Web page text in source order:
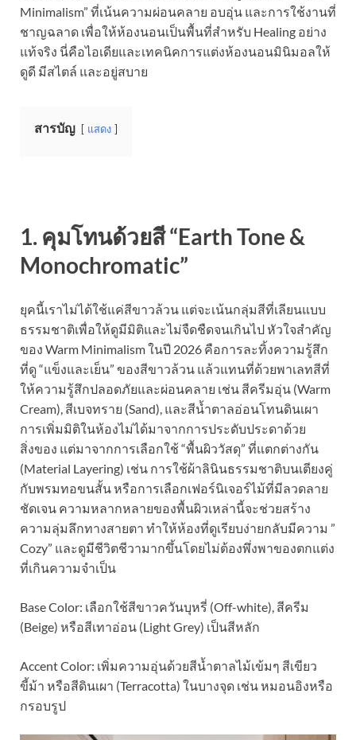
Minimalism” ที่เน้นความผ่อนคลาย อบอุ่น และการใช้งานที่
ชาญฉลาด เพื่อให้ห้องนอนเป็นพื้นที่สำหรับ Healing อย่าง
แท้จริง นี่คือไอเดียและเทคนิคการแต่งห้องนอนมินิมอลให้
ดูดี มีสไตล์ และอยู่สบาย
สารบัญ แสดง
1. คุมโทนด้วยสี “Earth Tone &
Monochromatic”
ยุคนี้เราไม่ได้ใช้แค่สีขาวล้วน แต่จะเน้นกลุ่มสีที่เลียนแบบ
ธรรมชาติเพื่อให้ดูมีมิติและไม่จืดชืดจนเกินไป หัวใจสำคัญ
ของ Warm Minimalism ในปี 2026 คือการละทิ้งความรู้สึก
ที่ดู “แข็งและเย็น” ของสีขาวล้วน แล้วแทนที่ด้วยพาเลทสีที่
ให้ความรู้สึกปลอดภัยและผ่อนคลาย เช่น สีครีมอุ่น (Warm
Cream), สีเบจทราย (Sand), และสีน้ำตาลอ่อนโทนดินเผา
การเพิ่มมิติในห้องไม่ได้มาจากการประดับประดาด้วย
สิ่งของ แต่มาจากการเลือกใช้ “พื้นผิววัสดุ” ที่แตกต่างกัน
(Material Layering) เช่น การใช้ผ้าลินินธรรมชาติบนเตียงคู่
กับพรมทอขนสั้น หรือการเลือกเฟอร์นิเจอร์ไม้ที่มีลวดลาย
ชัดเจน ความหลากหลายของพื้นผิวเหล่านี้จะช่วยสร้าง
ความลุ่มลึกทางสายตา ทำให้ห้องที่ดูเรียบง่ายกลับมีความ ”
Cozy” และดูมีชีวิตชีวามากขึ้นโดยไม่ต้องพึ่งพาของตกแต่ง
ที่เกินความจำเป็น
Base Color: เลือกใช้สีขาวควันบุหรี่ (Off-white), สีครีม
(Beige) หรือสีเทาอ่อน (Light Grey) เป็นสีหลัก
Accent Color: เพิ่มความอุ่นด้วยสีน้ำตาลไม้เข้มๆ สีเขียว
ขี้ม้า หรือสีดินเผา (Terracotta) ในบางจุด เช่น หมอนอิงหรือ
กรอบรูป